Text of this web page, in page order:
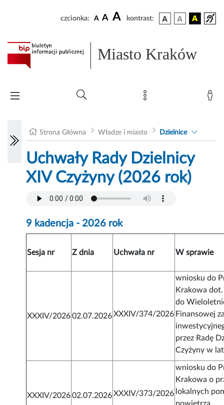
czcionka: A A A kontrast:
Miasto Kraków
Strona Główna Władze i miasto Dzielnice
Uchwały Rady Dzielnicy
XIV Czyżyny (2026 rok)
9 kadencja - 2026 rok
Sesja nr Z dnia Uchwała nr W sprawie
XXXIV/2026 02.07.2026 XXXIV/374/2026
wniosku do
Krakowa
do
Finansowej
przez Radę
Czyżyny w
XXXIV/2026 02.07.2026 XXXIV/373/2026
wniosku do
Krakowa o
lokalnych